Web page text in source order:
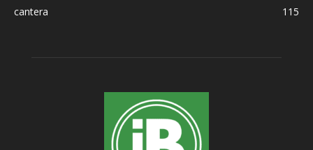
cantera
115